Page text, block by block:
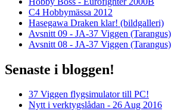
C4 Hobbymässa 2012
Hasegawa Draken klar! (bildgalleri)
Avsnitt 09 - JA-37 Viggen (Tarangus)
Avsnitt 08 - JA-37 Viggen (Tarangus)
Senaste i bloggen!
37 Viggen flygsimulator till PC!
Nytt i verktygslådan - 26 Aug 2016